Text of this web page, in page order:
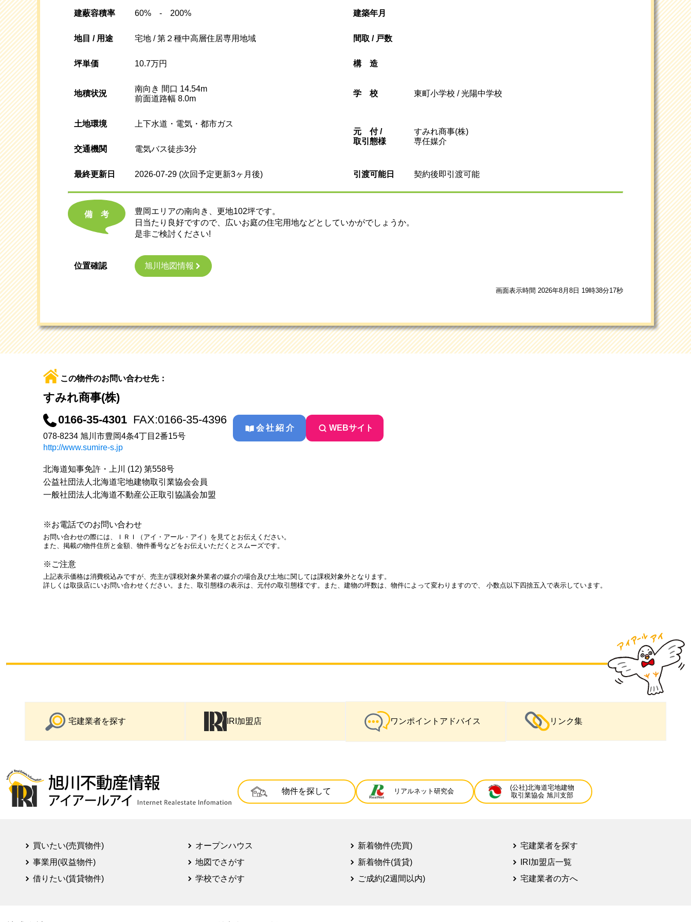
建蔽容積率 60% - 200% 建築年月
地目 / 用途 宅地 / 第２種中高層住居専用地域 間取 / 戸数
坪単価 10.7万円 構造
地積状況
南向き 間口 14.54m
前面道路幅 8.0m
学校 東町小学校 / 光陽中学校
土地環境
上下水道・電気・都市ガス
元 付 /
取引態様
すみれ商事(株)
専任媒介
交通機関
電気バス徒歩3分
最終更新日 2026-07-29 (次回予定更新3ヶ月後) 引渡可能日 契約後即引渡可能
備考
豊岡エリアの南向き、更地102坪です。
日当たり良好ですので、広いお庭の住宅用地などとしていかがでしょうか。
是非ご検討ください!
位置確認 旭川地図情報
画面表示時間 2026年8月8日 19時38分17秒
この物件のお問い合わせ先：
すみれ商事(株)
0166-35-4301 FAX:0166-35-4396
078-8234 旭川市豊岡4条4丁目2番15号
http://www.sumire-s.jp
会社紹介 WEBサイト
北海道知事免許・上川 (12) 第558号
公益社団法人北海道宅地建物取引業協会会員
一般社団法人北海道不動産公正取引協議会加盟
※お電話でのお問い合わせ
お問い合わせの際には、ＩＲＩ（アイ・アール・アイ）を見てとお伝えください。
また、掲載の物件住所と金額、物件番号などをお伝えいただくとスムーズです。
※ご注意
上記表示価格は消費税込みですが、売主が課税対象外業者の媒介の場合及び土地に関しては課税対象外となります。
詳しくは取扱店にいお問い合わせください。また、取引態様の表示は、元付の取引態様です。また、建物の坪数は、物件によって変わりますので、 小数点以下四捨五入で表示しています。
宅建業者を探す IRI加盟店 ワンポイントアドバイス リンク集
物件を探して リアルネット研究会
(公社)北海道宅地建物
取引業協会 旭川支部
買いたい(売買物件)
事業用(収益物件)
借りたい(賃貸物件)
オープンハウス
地図でさがす
学校でさがす
新着物件(売買)
新着物件(賃貸)
ご成約(2週間以内)
宅建業者を探す
IRI加盟店一覧
宅建業者の方へ